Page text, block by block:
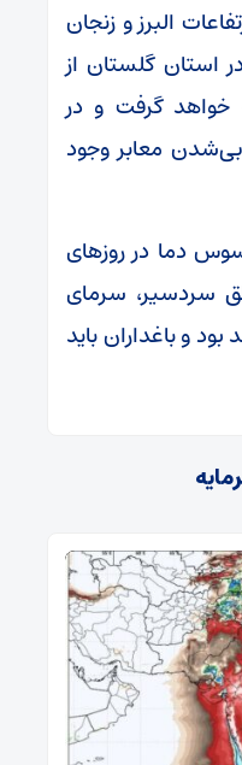
البرز و زنجان
استان گلستان از
گرفت و در
معابر وجود
دما در روزهای
سردسیر، سرمای
و باغداران باید